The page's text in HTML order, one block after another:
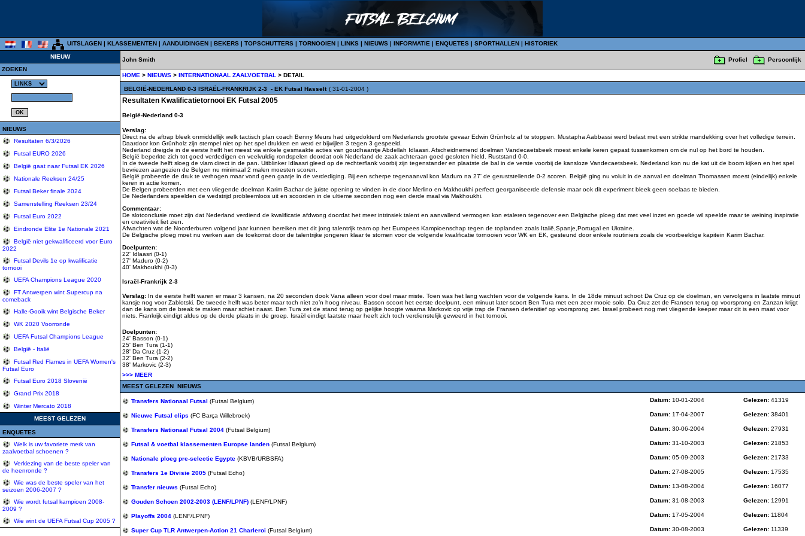
UITSLAGEN | KLASSEMENTEN | AANDUIDINGEN | BEKERS | TOPSCHUTTERS | TORNOOIEN | LINKS | NIEUWS | INFORMATIE | ENQUETES | SPORTHALLEN | HISTORIEK
NIEUW
ZOEKEN
NIEUWS
Resultaten 6/3/2026
Futsal EURO 2026
België gaat naar Futsal EK 2026
Nationale Reeksen 24/25
Futsal Beker finale 2024
Samenstelling Reeksen 23/24
Futsal Euro 2022
Eindronde Elite 1e Nationale 2021
België niet gekwalificeerd voor Euro
2022
Futsal Devils 1e op kwalificatie
tornooi
UEFA Champions League 2020
FT Antwerpen wint Supercup na
comeback
Halle-Gooik wint Belgische Beker
WK 2020 Voorronde
UEFA Futsal Champions League
België - Italië
Futsal Red Flames in UEFA Women's
Futsal Euro
Futsal Euro 2018 Slovenië
Grand Prix 2018
Winter Mercato 2018
MEEST GELEZEN
ENQUETES
Welk is uw favoriete merk van
zaalvoetbal schoenen ?
Verkiezing van de beste speler van
de heenronde ?
Wie was de beste speler van het
seizoen 2006-2007 ?
Wie wordt futsal kampioen 2008-
2009 ?
Wie wint de UEFA Futsal Cup 2005 ?
John Smith Profiel Persoonlijk
HOME > NIEUWS > INTERNATIONAAL ZAALVOETBAL > DETAIL
BELGIË-NEDERLAND 0-3 ISRAËL-FRANKRIJK 2-3 - EK Futsal Hasselt ( 31-01-2004 )
Resultaten Kwalificatietornooi EK Futsal 2005
België-Nederland 0-3
Verslag:
Direct na de aftrap bleek onmiddellijk welk tactisch plan coach Benny Meurs had uitgedokterd om Nederlands grootste gevaar Edwin Grünholz af te stoppen. Mustapha Aabbassi werd belast met een strikte mandekking over het volledige terrein.
Daardoor kon Grünholz zijn stempel niet op het spel drukken en werd er bijwijlen 3 tegen 3 gespeeld.
Nederland dreigde in de eerste helft het meest via enkele gesmaakte acties van goudhaantje Abdellah Idlaasri. Afscheidnemend doelman Vandecaetsbeek moest enkele keren gepast tussenkomen om de nul op het bord te houden.
België beperkte zich tot goed verdedigen en veelvuldig rondspelen doordat ook Nederland de zaak achteraan goed gesloten hield. Ruststand 0-0.
In de tweede helft sloeg de vlam direct in de pan. Uitblinker Idlaasri gleed op de rechterflank voorbij zijn tegenstander en plaatste de bal in de verste voorbij de kansloze Vandecaetsbeek. Nederland kon nu de kat uit de boom kijken en het spel
bevriezen aangezien de Belgen nu minimaal 2 malen moesten scoren.
België probeerde de druk te verhogen maar vond geen gaatje in de verdediging. Bij een scherpe tegenaanval kon Maduro na 27' de geruststellende 0-2 scoren. België ging nu voluit in de aanval en doelman Thomassen moest (eindelijk) enkele
keren in actie komen.
De Belgen probeerden met een vliegende doelman Karim Bachar de juiste opening te vinden in de door Merlino en Makhoukhi perfect georganiseerde defensie maar ook dit experiment bleek geen soelaas te bieden.
De Nederlanders speelden de wedstrijd probleemloos uit en scoorden in de ultieme seconden nog een derde maal via Makhoukhi.
Commentaar:
De slotconclusie moet zijn dat Nederland verdiend de kwalificatie afdwong doordat het meer intrinsiek talent en aanvallend vermogen kon etaleren tegenover een Belgische ploeg dat met veel inzet en goede wil speelde maar te weining inspiratie
en creativiteit liet zien.
Afwachten wat de Noorderburen volgend jaar kunnen bereiken met dit jong talentrijk team op het Europees Kampioenschap tegen de toplanden zoals Italië,Spanje,Portugal en Ukraine.
De Belgische ploeg moet nu werken aan de toekomst door de talentrijke jongeren klaar te stomen voor de volgende kwalificatie tornooien voor WK en EK, gesteund door enkele routiniers zoals de voorbeeldige kapitein Karim Bachar.
Doelpunten:
22' Idlaasri (0-1)
27' Maduro (0-2)
40' Makhoukhi (0-3)
Israël-Frankrijk 2-3
Verslag: In de eerste helft waren er maar 3 kansen, na 20 seconden dook Vana alleen voor doel maar miste. Toen was het lang wachten voor de volgende kans. In de 18de minuut schoot Da Cruz op de doelman, en vervolgens in laatste minuut
kansje nog voor Zablotski. De tweede helft was beter maar toch niet zo’n hoog niveau. Basson scoort het eerste doelpunt, een minuut later scoort Ben Tura met een zeer mooie solo. Da Cruz zet de Fransen terug op voorsprong en Zanzan krijgt
dan de kans om de break te maken maar schiet naast. Ben Tura zet de stand terug op gelijke hoogte waarna Markovic op vrije trap de Fransen defenitief op voorsprong zet. Israel probeert nog met vliegende keeper maar dit is een maat voor
niets. Frankrijk eindigt aldus op de derde plaats in de groep. Israël eindigt laatste maar heeft zich toch verdienstelijk geweerd in het tornooi.
Doelpunten:
24' Basson (0-1)
25' Ben Tura (1-1)
28' Da Cruz (1-2)
32' Ben Tura (2-2)
38' Markovic (2-3)
>>> MEER
MEEST GELEZEN NIEUWS
Transfers Nationaal Futsal (Futsal Belgium) Datum: 10-01-2004 Gelezen: 41319
Nieuwe Futsal clips (FC Barça Willebroek) Datum: 17-04-2007 Gelezen: 38401
Transfers Nationaal Futsal 2004 (Futsal Belgium) Datum: 30-06-2004 Gelezen: 27931
Futsal & voetbal klassementen Europse landen (Futsal Belgium) Datum: 31-10-2003 Gelezen: 21853
Nationale ploeg pre-selectie Egypte (KBVB/URBSFA) Datum: 05-09-2003 Gelezen: 21733
Transfers 1e Divisie 2005 (Futsal Echo) Datum: 27-08-2005 Gelezen: 17535
Transfer nieuws (Futsal Echo) Datum: 13-08-2004 Gelezen: 16077
Gouden Schoen 2002-2003 (LENF/LPNF) (LENF/LPNF) Datum: 31-08-2003 Gelezen: 12991
Playoffs 2004 (LENF/LPNF) Datum: 17-05-2004 Gelezen: 11804
Super Cup TLR Antwerpen-Action 21 Charleroi (Futsal Belgium) Datum: 30-08-2003 Gelezen: 11339